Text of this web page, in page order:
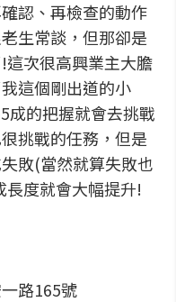
認、再檢查的動作
生常談，但那卻是
次很高興業主大膽
這個剛出道的小
成的把握就會去挑戰
挑戰的任務，但是
敗(當然就算失敗也
長度就會大幅提升!
路165號